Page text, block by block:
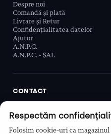
Despre noi
Comandă și plată
Livrare și Retur
Confidențialitatea datelor
Ajutor
A.N.P.C.
A.N.P.C. - SAL
CONTACT
Sector 6, București,
Respectăm
Folosim cookie-uri ca